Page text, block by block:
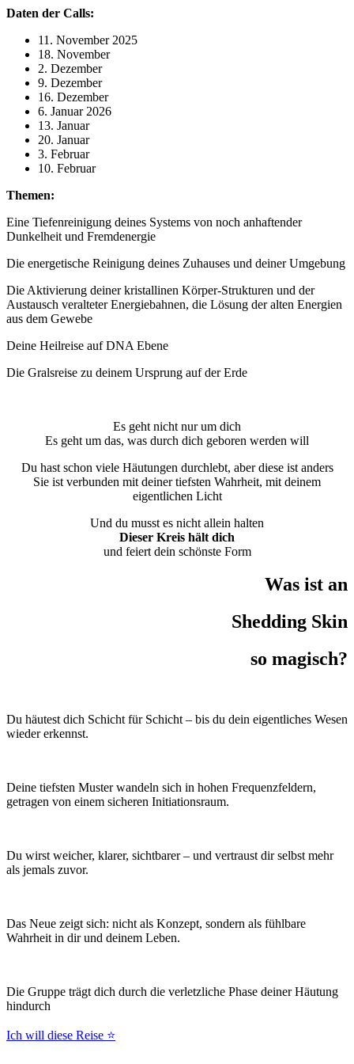
Daten der Calls:
11. November 2025
18. November
2. Dezember
9. Dezember
16. Dezember
6. Januar 2026
13. Januar
20. Januar
3. Februar
10. Februar
Themen:
Eine Tiefenreinigung deines Systems von noch anhaftender
Dunkelheit und Fremdenergie
Die energetische Reinigung deines Zuhauses und deiner Umgebung
Die Aktivierung deiner kristallinen Körper-Strukturen und der
Austausch veralteter Energiebahnen, die Lösung der alten Energien
aus dem Gewebe
Deine Heilreise auf DNA Ebene
Die Gralsreise zu deinem Ursprung auf der Erde
Es geht nicht nur um dich
Es geht um das, was durch dich geboren werden will
Du hast schon viele Häutungen durchlebt, aber diese ist anders
Sie ist verbunden mit deiner tiefsten Wahrheit, mit deinem
eigentlichen Licht
Und du musst es nicht allein halten
Dieser Kreis hält dich
und feiert dein schönste Form
Was ist an
Shedding Skin
so magisch?
Du häutest dich Schicht für Schicht – bis du dein eigentliches Wesen
wieder erkennst.
Deine tiefsten Muster wandeln sich in hohen Frequenzfeldern,
getragen von einem sicheren Initiationsraum.
Du wirst weicher, klarer, sichtbarer – und vertraust dir selbst mehr
als jemals zuvor.
Das Neue zeigt sich: nicht als Konzept, sondern als fühlbare
Wahrheit in dir und deinem Leben.
Die Gruppe trägt dich durch die verletzliche Phase deiner Häutung
hindurch
Ich will diese Reise ⭐